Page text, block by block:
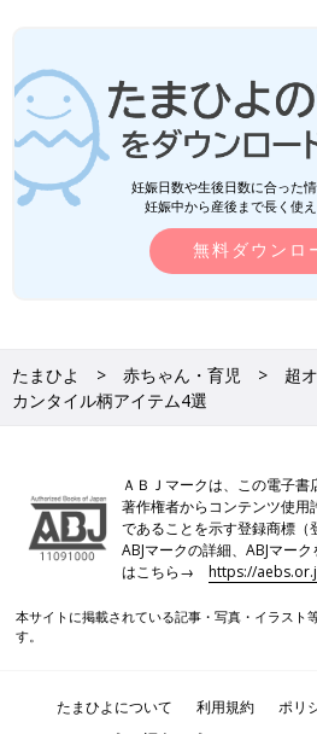
妊娠日数や生後日数に合った
妊娠中から産後まで長く使
無料ダウンロ
たまひよ 赤ちゃん・育児
超
カンタイル柄アイテム4選
ＡＢＪマークは、この電子書
著作権者からコンテンツ使用
であることを示す登録商標（
ABJマークの詳細、ABJマー
はこちら→https://
本サイトに掲載されている記事・写真・イラスト
す。
たまひよについて 利用規約 ポリ